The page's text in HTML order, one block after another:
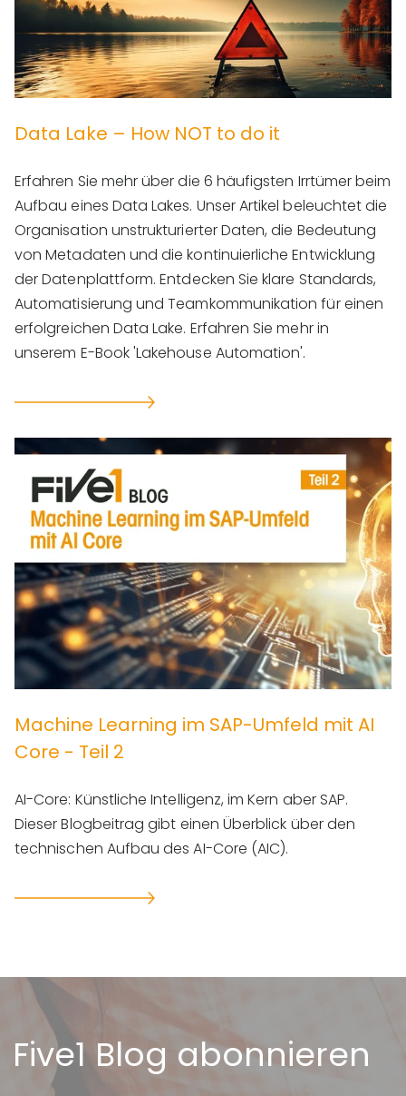
Data Lake – How NOT to do it
Erfahren Sie mehr über die 6 häufigsten Irrtümer beim
Aufbau eines Data Lakes. Unser Artikel beleuchtet die
Organisation unstrukturierter Daten, die Bedeutung
von Metadaten und die kontinuierliche Entwicklung
der Datenplattform. Entdecken Sie klare Standards,
Automatisierung und Teamkommunikation für einen
erfolgreichen Data Lake. Erfahren Sie mehr in
unserem E-Book 'Lakehouse Automation'.
Machine Learning im SAP-Umfeld mit AI
Core - Teil 2
AI-Core: Künstliche Intelligenz, im Kern aber SAP.
Dieser Blogbeitrag gibt einen Überblick über den
technischen Aufbau des AI-Core (AIC).
Five1 Blog abonnieren